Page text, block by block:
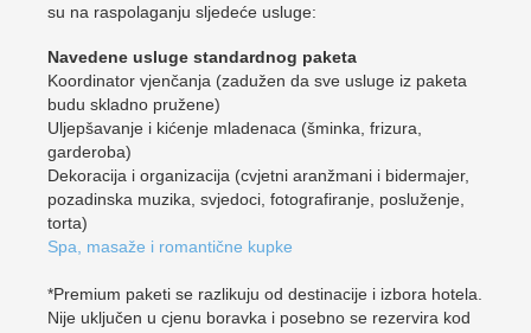
su na raspolaganju sljedeće usluge:
Navedene usluge standardnog paketa
Koordinator vjenčanja (zadužen da sve usluge iz paketa
budu skladno pružene)
Uljepšavanje i kićenje mladenaca (šminka, frizura,
garderoba)
Dekoracija i organizacija (cvjetni aranžmani i bidermajer,
pozadinska muzika, svjedoci, fotografiranje, posluženje,
torta)
Spa, masaže i romantične kupke
*Premium paketi se razlikuju od destinacije i izbora hotela.
Nije uključen u cjenu boravka i posebno se rezervira kod